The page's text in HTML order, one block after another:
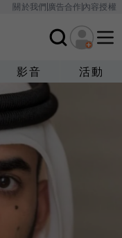
關於我們廣告合作內容授權
影音 活動